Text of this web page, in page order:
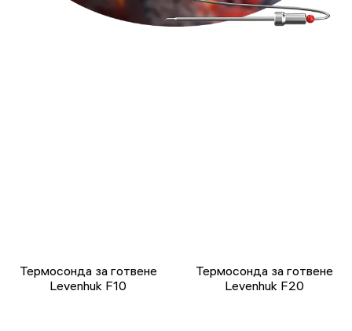
Термосонда за готвене
Levenhuk F10
Термосонда за готвене
Levenhuk F20